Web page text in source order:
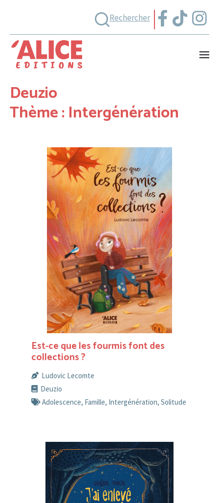
Rechercher
Deuzio
Thème : Intergénération
Est-ce que les fourmis font des
collections ?
Ludovic Lecomte
Deuzio
Adolescence, Famille, Intergénération, Solitude